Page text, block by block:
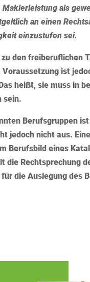
als
an einen
einzustufen sei.
den freiberuflichen
ist
heißt, sie muss in
sein.
Berufsgruppen
jedoch nicht aus.
Berufsbild eines
Rechtsprechung
die Auslegung des